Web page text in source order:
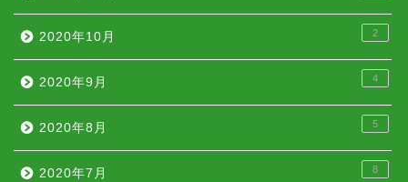
2020年10月 2
2020年9月 4
2020年8月 5
2020年7月 8